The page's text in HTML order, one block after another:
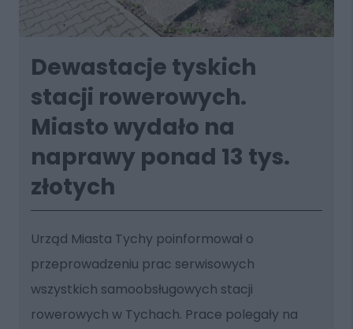
Dewastacje tyskich
stacji rowerowych.
Miasto wydało na
naprawy ponad 13 tys.
złotych
Urząd Miasta Tychy poinformował o
przeprowadzeniu prac serwisowych
wszystkich samoobsługowych stacji
rowerowych w Tychach. Prace polegały na